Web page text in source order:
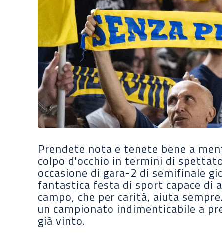
Prendete nota e tenete bene a
colpo d'occhio in termini di
occasione di gara-2 di semifinale
fantastica festa di sport capace di
campo, che per carità, aiuta
un campionato indimenticabile a
già vinto.